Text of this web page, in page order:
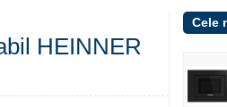
Cele
HEINNER